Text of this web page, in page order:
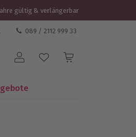
gültig & verlängerbar
089 / 2112 999 33
Benutzerkonto